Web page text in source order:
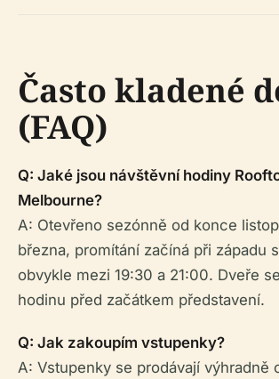
Často kladené
(FAQ)
Q: Jaké jsou návštěvní hodiny
Melbourne?
A: Otevřeno sezónně od konce
března, promítání začíná při západu
obvykle mezi 19:30 a 21:00. Dveře
hodinu před začátkem představení.
Q: Jak zakoupím vstupenky?
A: Vstupenky se prodávají výhradně